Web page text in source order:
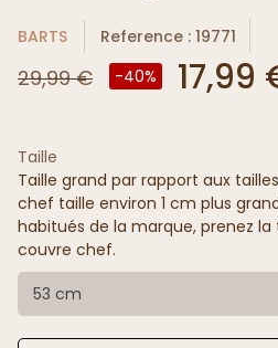
BARTS Reference : 19771
29,99 € -40% 17,99
Taille
Taille grand par rapport aux
chef taille environ 1 cm plus
habitués de la marque, prenez
couvre chef.
53 cm